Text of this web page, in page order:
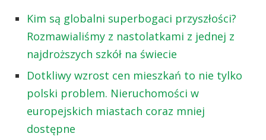
Kim są globalni superbogaci przyszłości?
Rozmawialiśmy z nastolatkami z jednej z
najdroższych szkół na świecie
Dotkliwy wzrost cen mieszkań to nie tylko
polski problem. Nieruchomości w
europejskich miastach coraz mniej
dostępne